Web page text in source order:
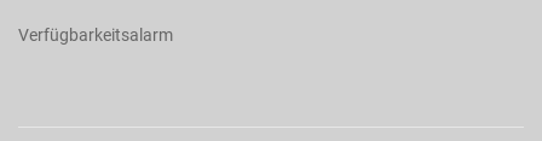
Verfügbarkeitsalarm